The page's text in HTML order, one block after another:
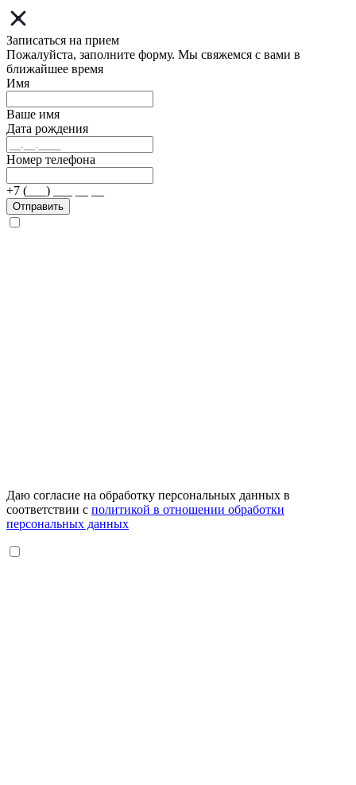
Записаться на прием
Пожалуйста, заполните форму. Мы свяжемся с вами в
ближайшее время
Имя
Ваше имя
Дата рождения
Номер телефона
+7 (___) ___ __ __
Отправить
Даю согласие на обработку персональных данных в
соответствии с политикой в отношении обработки
персональных данных